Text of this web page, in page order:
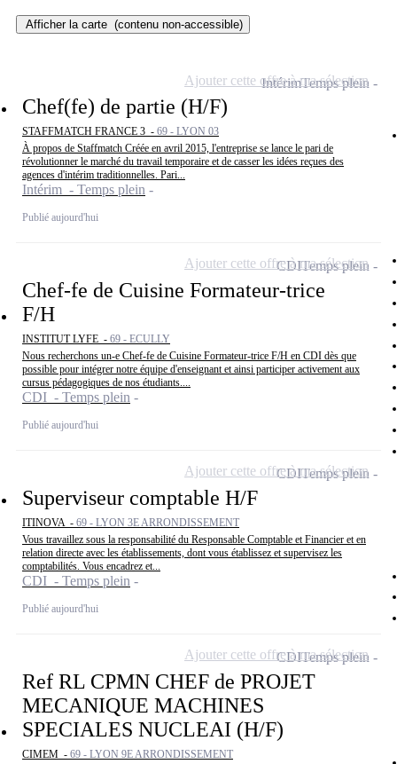
Afficher la carte (contenu non-accessible)
Chef(fe) de partie (H/F)
STAFFMATCH FRANCE 3 - 69 - LYON 03
À propos de Staffmatch Créée en avril 2015, l'entreprise se lance le pari de
révolutionner le marché du travail temporaire et de casser les idées reçues des
agences d'intérim traditionnelles. Pari...
Intérim - Temps plein
Publié aujourd'hui
IntérimTemps plein
Ajouter cette offre à ma sélection
Chef-fe de Cuisine Formateur-trice
F/H
INSTITUT LYFE - 69 - ECULLY
Nous recherchons un-e Chef-fe de Cuisine Formateur-trice F/H en CDI dès que
possible pour intégrer notre équipe d'enseignant et ainsi participer activement aux
cursus pédagogiques de nos étudiants....
CDI - Temps plein
Publié aujourd'hui
CDITemps plein
Ajouter cette offre à ma sélection
Superviseur comptable H/F
ITINOVA - 69 - LYON 3E ARRONDISSEMENT
Vous travaillez sous la responsabilité du Responsable Comptable et Financier et en
relation directe avec les établissements, dont vous établissez et supervisez les
comptabilités. Vous encadrez et...
CDI - Temps plein
Publié aujourd'hui
CDITemps plein
Ajouter cette offre à ma sélection
Ref RL CPMN CHEF de PROJET
MECANIQUE MACHINES
SPECIALES NUCLEAI (H/F)
CIMEM - 69 - LYON 9E ARRONDISSEMENT
CDITemps plein
Ajouter cette offre à ma sélection